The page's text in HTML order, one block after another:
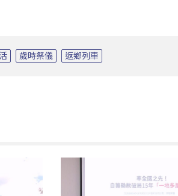
歲時祭儀 返鄉列車